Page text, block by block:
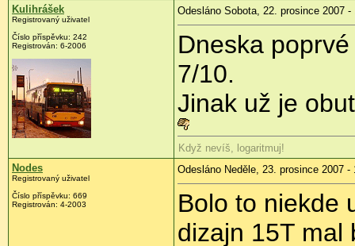
Kulihrášek
Registrovaný uživatel
Číslo příspěvku: 242
Registrován: 6-2006
Odesláno Sobota, 22. prosince 2007 -
Dneska
7/10.
Jinak už je
Když nevíš, logaritmuj!
Nodes
Registrovaný uživatel
Číslo příspěvku: 669
Registrován: 4-2003
Odesláno Neděle, 23. prosince 2007 -
Bolo to niekde
dizajn 15T mal